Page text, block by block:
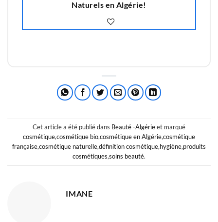
Naturels en Algérie!
Cet article a été publié dans Beauté -Algérieet marqué
cosmétique,cosmétique bio,cosmétique en Algérie,cosmétique
française,cosmétique naturelle,définition cosmétique,hygiène,produits
cosmétiques,soins beauté.
IMANE